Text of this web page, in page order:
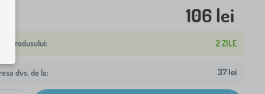
106 lei
2 ZILE
dvs. de la: 37 lei